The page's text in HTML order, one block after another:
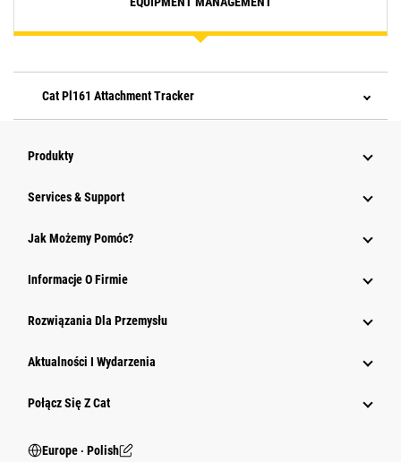
Cat Pl161 Attachment Tracker
Produkty
Services & Support
Jak Możemy Pomóc?
Informacje O Firmie
Rozwiązania Dla Przemysłu
Aktualności I Wydarzenia
Połącz Się Z Cat
Europe ‧ Polish